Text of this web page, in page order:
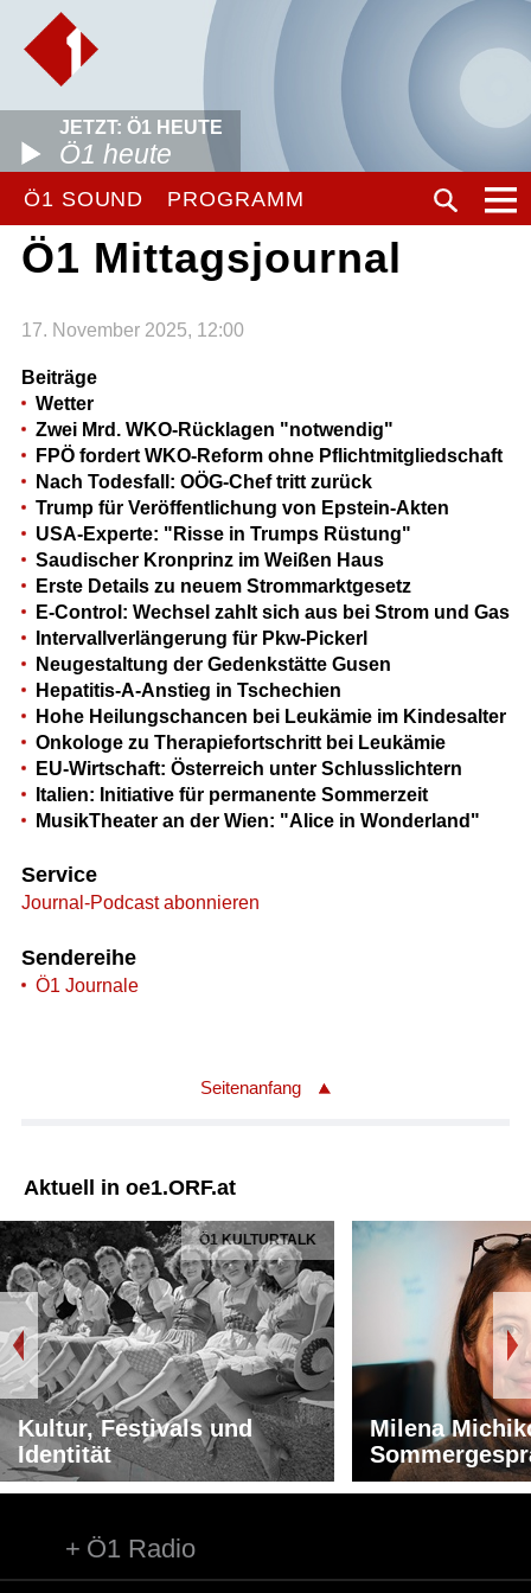
JETZT: Ö1 HEUTE
Ö1 heute
Ö1 SOUND PROGRAMM
Ö1 Mittagsjournal
17. November 2025, 12:00
Beiträge
Wetter
Zwei Mrd. WKO-Rücklagen "notwendig"
FPÖ fordert WKO-Reform ohne Pflichtmitgliedschaft
Nach Todesfall: OÖG-Chef tritt zurück
Trump für Veröffentlichung von Epstein-Akten
USA-Experte: "Risse in Trumps Rüstung"
Saudischer Kronprinz im Weißen Haus
Erste Details zu neuem Strommarktgesetz
E-Control: Wechsel zahlt sich aus bei Strom und Gas
Intervallverlängerung für Pkw-Pickerl
Neugestaltung der Gedenkstätte Gusen
Hepatitis-A-Anstieg in Tschechien
Hohe Heilungschancen bei Leukämie im Kindesalter
Onkologe zu Therapiefortschritt bei Leukämie
EU-Wirtschaft: Österreich unter Schlusslichtern
Italien: Initiative für permanente Sommerzeit
MusikTheater an der Wien: "Alice in Wonderland"
Service
Journal-Podcast abonnieren
Sendereihe
Ö1 Journale
Seitenanfang
Aktuell in oe1.ORF.at
Ö1 KULTURTALK
Kultur, Festivals und
Identität
Milena
Ö1 Radio